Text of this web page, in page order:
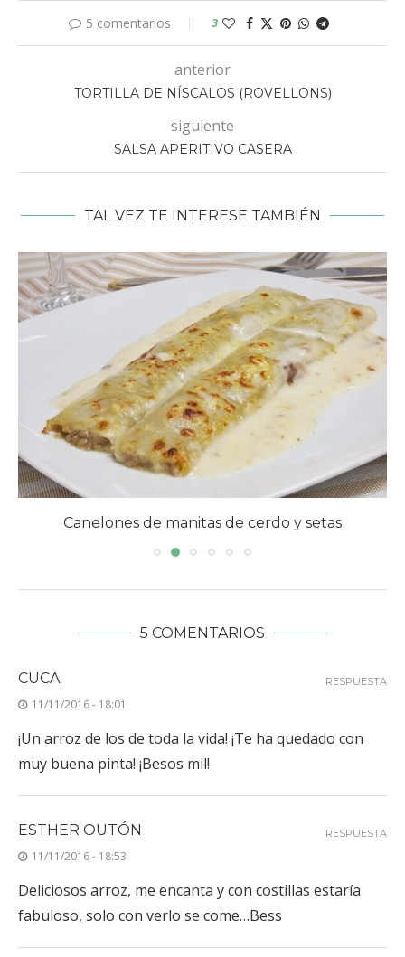
5 comentarios 3
anterior
TORTILLA DE NÍSCALOS (ROVELLONS)
siguiente
SALSA APERITIVO CASERA
TAL VEZ TE INTERESE TAMBIÉN
Canelones de manitas de cerdo y setas
5 COMENTARIOS
CUCA
11/11/2016 - 18:01
¡Un arroz de los de toda la vida! ¡Te ha quedado con
muy buena pinta! ¡Besos mil!
RESPUESTA
ESTHER OUTÓN
11/11/2016 - 18:53
Deliciosos arroz, me encanta y con costillas estaría
fabuloso, solo con verlo se come…Bess
RESPUESTA